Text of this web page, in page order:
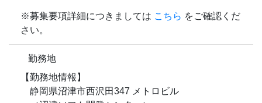
※募集要項詳細につきましては こちら をご確認くだ
さい。
勤務地
【勤務地情報】
静岡県沼津市西沢田347 メトロビル